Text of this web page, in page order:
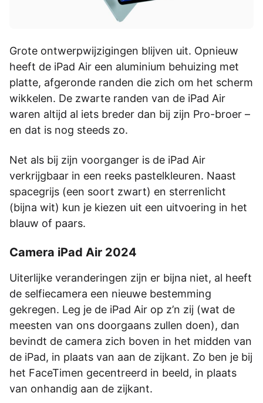
Grote ontwerpwijzigingen blijven uit. Opnieuw
heeft de iPad Air een aluminium behuizing met
platte, afgeronde randen die zich om het scherm
wikkelen. De zwarte randen van de iPad Air
waren altijd al iets breder dan bij zijn Pro-broer –
en dat is nog steeds zo.
Net als bij zijn voorganger is de iPad Air
verkrijgbaar in een reeks pastelkleuren. Naast
spacegrijs (een soort zwart) en sterrenlicht
(bijna wit) kun je kiezen uit een uitvoering in het
blauw of paars.
Camera iPad Air 2024
Uiterlijke veranderingen zijn er bijna niet, al heeft
de selfiecamera een nieuwe bestemming
gekregen. Leg je de iPad Air op z’n zij (wat de
meesten van ons doorgaans zullen doen), dan
bevindt de camera zich boven in het midden van
de iPad, in plaats van aan de zijkant. Zo ben je bij
het FaceTimen gecentreerd in beeld, in plaats
van onhandig aan de zijkant.